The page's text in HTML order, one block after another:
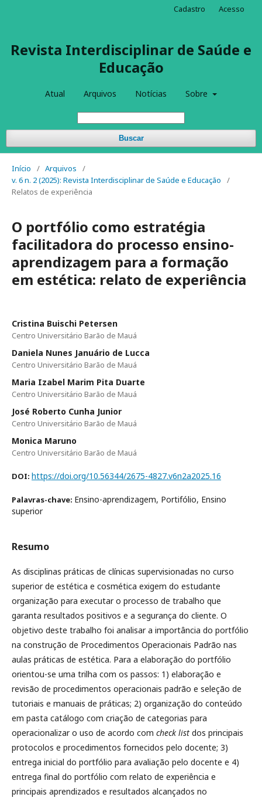
Revista Interdisciplinar de Saúde e
Educação
Atual Arquivos Notícias Sobre
Buscar
Cadastro Acesso
Início / Arquivos
/
v. 6 n. 2 (2025): Revista Interdisciplinar de Saúde e Educação
/
Relatos de experiência
O portfólio como estratégia
facilitadora do processo ensino-
aprendizagem para a formação
em estética: relato de experiência
Cristina Buischi Petersen
Centro Universitário Barão de Mauá
Daniela Nunes Januário de Lucca
Centro Universitário Barão de Mauá
Maria Izabel Marim Pita Duarte
Centro Universitário Barão de Mauá
José Roberto Cunha Junior
Centro Universitário Barão de Mauá
Monica Maruno
Centro Universitário Barão de Mauá
DOI: https://doi.org/10.56344/2675-4827.v6n2a2025.16
Palavras-chave: Ensino-aprendizagem, Portifólio, Ensino
superior
Resumo
As disciplinas práticas de clínicas supervisionadas no curso
superior de estética e cosmética exigem do estudante
organização para executar o processo de trabalho que
garanta resultados positivos e a segurança do cliente. O
objetivo deste trabalho foi analisar a importância do portfólio
na construção de Procedimentos Operacionais Padrão nas
aulas práticas de estética. Para a elaboração do portfólio
orientou-se uma trilha com os passos: 1) elaboração e
revisão de procedimentos operacionais padrão e seleção de
tutoriais e manuais de práticas; 2) organização do conteúdo
em pasta catálogo com criação de categorias para
operacionalizar o uso de acordo com check list dos principais
protocolos e procedimentos fornecidos pelo docente; 3)
entrega inicial do portfólio para avaliação pelo docente e 4)
entrega final do portfólio com relato de experiência e
principais aprendizados e resultados alcançados no